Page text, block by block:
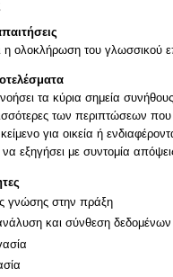
η ολοκλήρωση του
τα κύρια σημεία
των περιπτώσεων
για οικεία ή
γνώσης στην πράξη
και σύνθεση